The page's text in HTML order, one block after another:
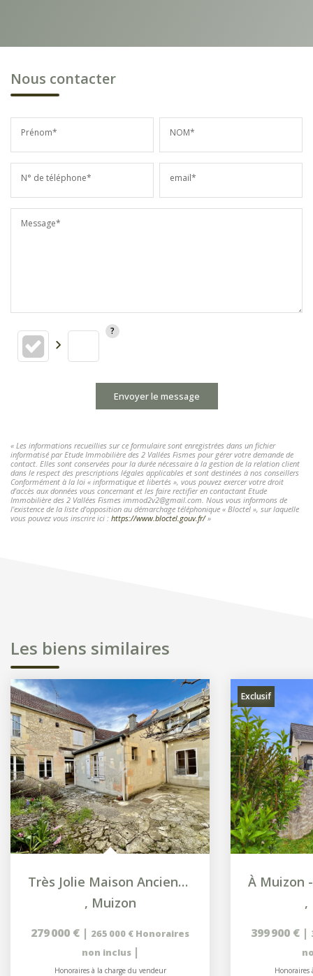
Nous contacter
Prénom* NOM*
N° de téléphone* email*
Message*
Envoyer le message
« Les informations recueillies sur ce formulaire sont enregistrées dans un fichier
informatisé par Etude Immobilière des 2 Vallées Fismes pour gérer votre demande de
contact. Elles sont conservées pour la durée nécessaire à la gestion de la relation client
dans le respect des prescriptions légales applicables et sont destinées à nos conseillers
Conformément à la loi « informatique et libertés », vous pouvez exercer votre droit
d'accès aux données vous concernant et les faire rectifier en contactant Etude
Immobilière des 2 Vallées Fismes immod2v2@gmail.com. Nous vous informons de
l'existence de la liste d'opposition au démarchage téléphonique « Bloctel », sur laquelle
vous pouvez vous inscrire ici : https://www.bloctel.gouv.fr/»
Les biens similaires
Très Jolie Maison Ancienne Avec Appartement
, Muizon
279 000 € | 265 000 € Honoraires
non inclus |
Honoraires à la charge du vendeur
Exclusif
,
399 900 € |
Honoraires